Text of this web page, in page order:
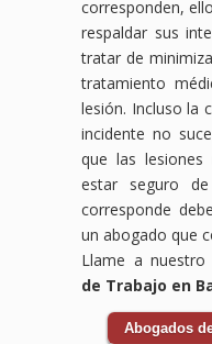
corresponden,
respaldar sus
tratar de
tratamiento
lesión. Incluso la
incidente no
que las
estar seguro
corresponde
un abogado que
Llame a nuestro
de Trabajo en
Abogados